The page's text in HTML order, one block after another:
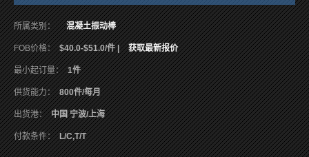
所属类别： 混凝土振动棒
FOB价格： $40.0-$51.0/件 | 获取最新报价
最小起订量： 1件
供货能力： 800件/每月
出货港： 中国 宁波/上海
付款条件： L/C,T/T